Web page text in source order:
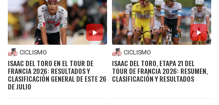
CICLISMO
ISAAC DEL TORO EN EL TOUR DE
FRANCIA 2026: RESULTADOS Y
CLASIFICACIÓN GENERAL DE ESTE 26
DE JULIO
CICLISMO
ISAAC DEL TORO, ETAPA 21 DEL
TOUR DE FRANCIA 2026: RESUMEN,
CLASIFICACIÓN Y RESULTADOS